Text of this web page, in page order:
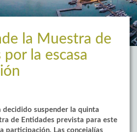
la Muestra de
por la escasa
decidido suspender la quinta
de Entidades prevista para este
participación. Las concejalías